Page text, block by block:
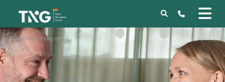
Start» Rekrytering eller interimsuthyrning av HR Business Partner